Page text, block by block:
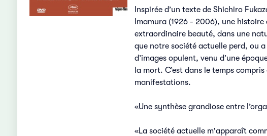
Inspirée d’un texte de Shichiro
Imamura (1926 - 2006), une histoire
extraordinaire beauté, dans une
que notre société actuelle perd, ou
d’images opulent, venu d’une
la mort. C’est dans le temps
manifestations.
«Une synthèse grandiose entre
«La société actuelle m'apparaît